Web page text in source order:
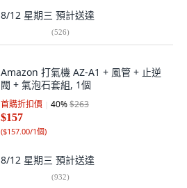
8/12 星期三 預計送達
(526)
Amazon 打氣機 AZ-A1 + 風管 + 止逆
閥 + 氣泡石套組, 1個
首購折扣價 40%$263
$157
($157.00/1個)
8/12 星期三 預計送達
(932)